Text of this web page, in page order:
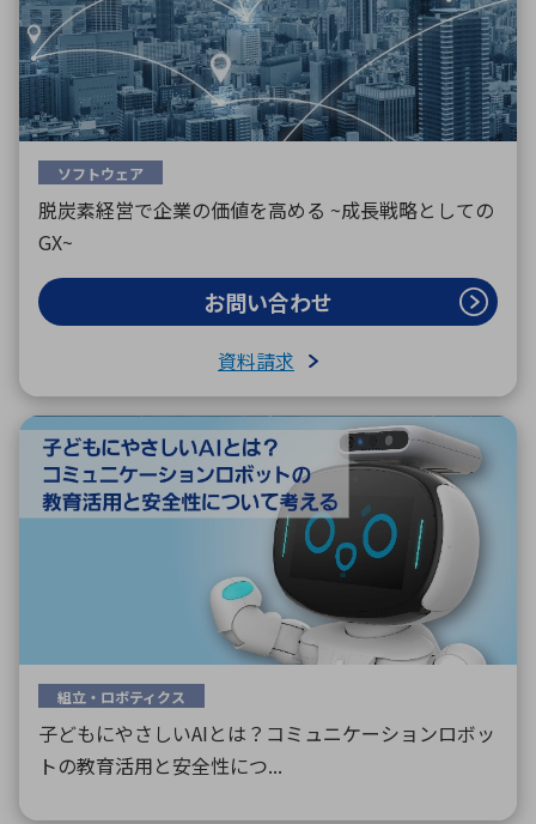
ソフトウェア
脱炭素経営で企業の価値を高める ~成長戦略としての
GX~
お問い合わせ
資料請求
組立・ロボティクス
子どもにやさしいAIとは？コミュニケーションロボッ
トの教育活用と安全性につ...